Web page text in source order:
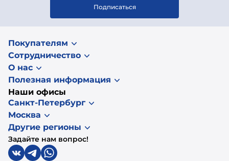
Подписаться
Покупателям
Сотрудничество
О нас
Полезная информация
Наши офисы
Санкт-Петербург
Москва
Другие регионы
Задайте нам вопрос!